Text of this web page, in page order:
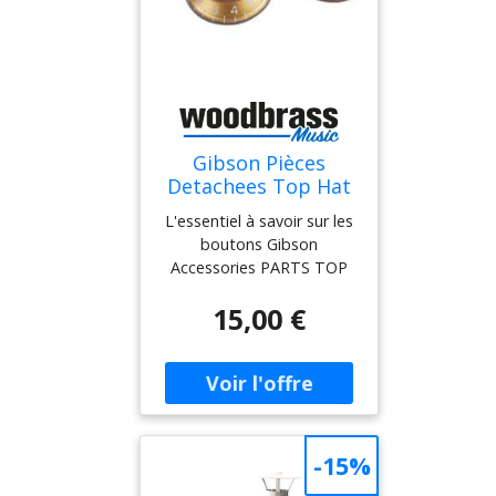
Gibson Pièces
Detachees Top Hat
Knobs Gold 4 Pack
L'essentiel à savoir sur les
boutons Gibson
Accessories PARTS TOP
PACK * Pièces d'origine
Gibson : boutons de
potentiomètre certifiés,
idéals pour une
restauration ou un
remplacement fidèle. *
Look vintage " Top Hat " :
une esthétique
15,00 €
-15%